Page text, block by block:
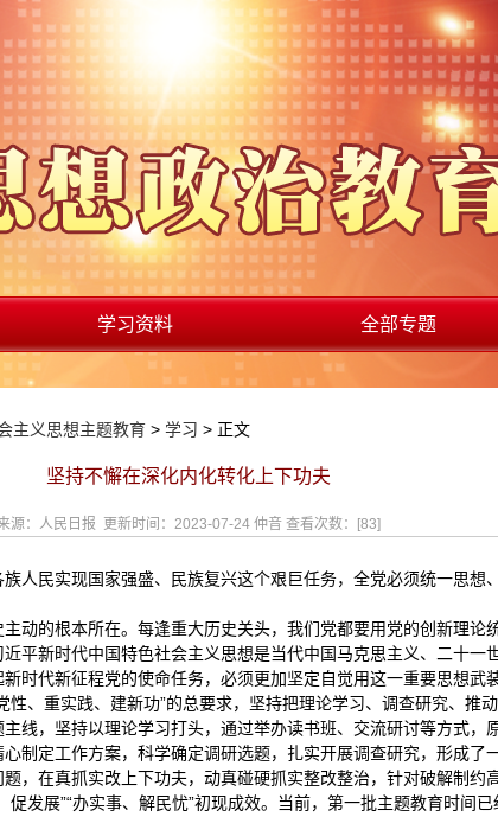
学习资料 全部专题
主义思想主题教育 > 学习 > 正文
坚持不懈在深化内化转化上下功夫
源：人民日报 更新时间：2023-07-24 仲音 查看次数：[83]
人民实现国家强盛、民族复兴这个艰巨任务，全党必须统一思想
动的根本所在。每逢重大历史关头，我们党都要用党的创新理
平新时代中国特色社会主义思想是当代中国马克思主义、二十
时代新征程党的使命任务，必须更加坚定自觉用这一重要思想武
、重实践、建新功”的总要求，坚持把理论学习、调查研究、推
线，坚持以理论学习打头，通过举办读书班、交流研讨等方式，
制定工作方案，科学确定调研选题，扎实开展调查研究，形成
，在真抓实改上下功夫，动真碰硬抓实整改整治，针对破解制
发展”“办实事、解民忧”初现成效。当前，第一批主题教育时间